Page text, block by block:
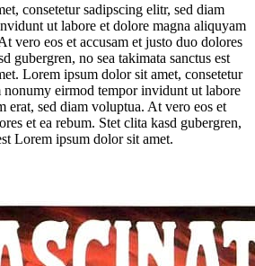
consetetur sadipscing elitr, sed diam
ut labore et dolore magna aliquyam
vero eos et accusam et justo duo dolores
gubergren, no sea takimata sanctus est
Lorem ipsum dolor sit amet, consetetur
nonumy eirmod tempor invidunt ut labore
erat, sed diam voluptua. At vero eos et
et ea rebum. Stet clita kasd gubergren,
Lorem ipsum dolor sit amet.